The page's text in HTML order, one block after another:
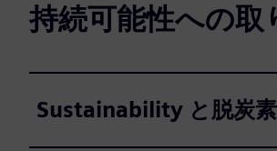
持続可能性への
Sustainability と脱炭